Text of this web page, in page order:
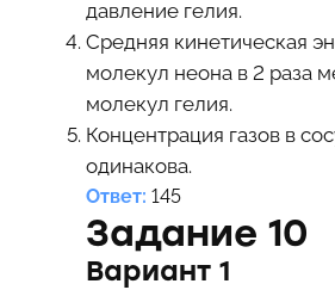
давление гелия.
Средняя кинетическая
молекул неона в 2 раза
молекул гелия.
Концентрация газов в
одинакова.
Ответ: 145
Задание 10
Вариант 1